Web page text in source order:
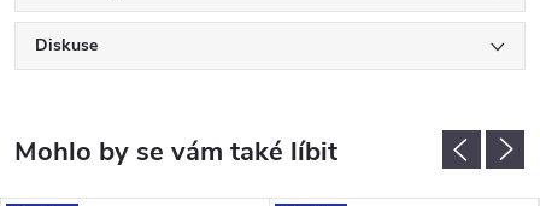
Diskuse